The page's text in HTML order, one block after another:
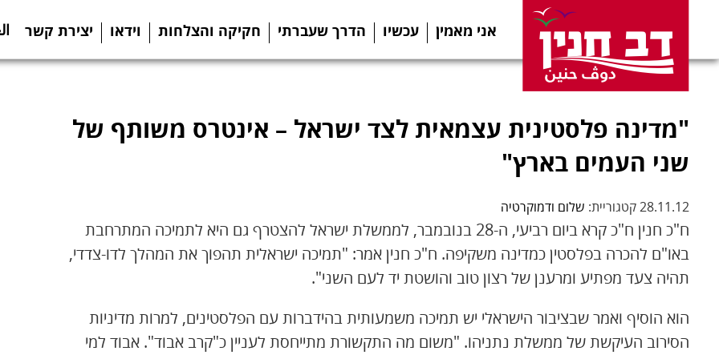
אני מאמין עכשיו הדרך שעברתי חקיקה והצלחות וידאו יצירת קשר
"מדינה פלסטינית עצמאית לצד ישראל – אינטרס משותף של
שני העמים בארץ"
28.11.12 קטגוריית: שלום ודמוקרטיה
ח"כ חנין ח"כ קרא ביום רביעי, ה-28 בנובמבר, לממשלת ישראל להצטרף גם היא לתמיכה המתרחבת
באו"ם להכרה בפלסטין כמדינה משקיפה. ח"כ חנין אמר: "תמיכה ישראלית תהפוך את המהלך לדו-צדדי,
תהיה צעד מפתיע ומרענן של רצון טוב והושטת יד לעם השני".
הוא הוסיף ואמר שבציבור הישראלי יש תמיכה משמעותית בהידברות עם הפלסטינים, למרות מדיניות
הסירוב העיקשת של ממשלת נתניהו. "משום מה התקשורת מתייחסת לעניין כ"קרב אבוד". אבוד למי